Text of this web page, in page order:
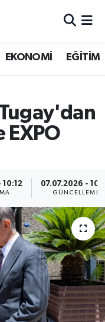
EKONOMİ EĞİTİM
EXPO
10:12 07.07.2026 -
GÜNCELLEME